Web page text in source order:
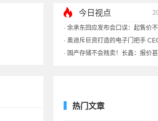
今日视点
· 余承东回应发布会口误：起售价
· 奥迪斥巨资打造的电子门把手
· 国产存储不会贱卖！长鑫：报价
热门文章